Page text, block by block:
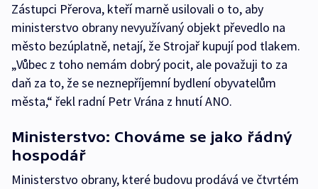
Zástupci Přerova, kteří marně usilovali o to, aby
ministerstvo obrany nevyužívaný objekt převedlo na
město bezúplatně, netají, že Strojař kupují pod tlakem.
„Vůbec z toho nemám dobrý pocit, ale považuji to za
daň za to, že se neznepříjemní bydlení obyvatelům
města,“ řekl radní Petr Vrána z hnutí ANO.
Ministerstvo: Chováme se jako řádný
hospodář
Ministerstvo obrany, které budovu prodává ve čtvrtém